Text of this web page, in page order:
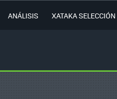
ANÁLISIS XATAKA SELECCIÓN